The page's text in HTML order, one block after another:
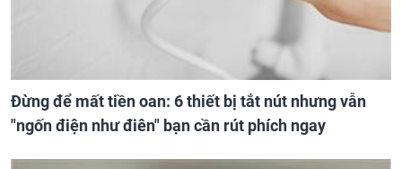
Đừng để mất tiền oan: 6 thiết bị tắt nút nhưng vẫn
"ngốn điện như điên" bạn cần rút phích ngay